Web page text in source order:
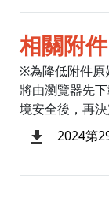
相關附件
※為降低附件原
將由瀏覽器先
境安全後，再決
2024第